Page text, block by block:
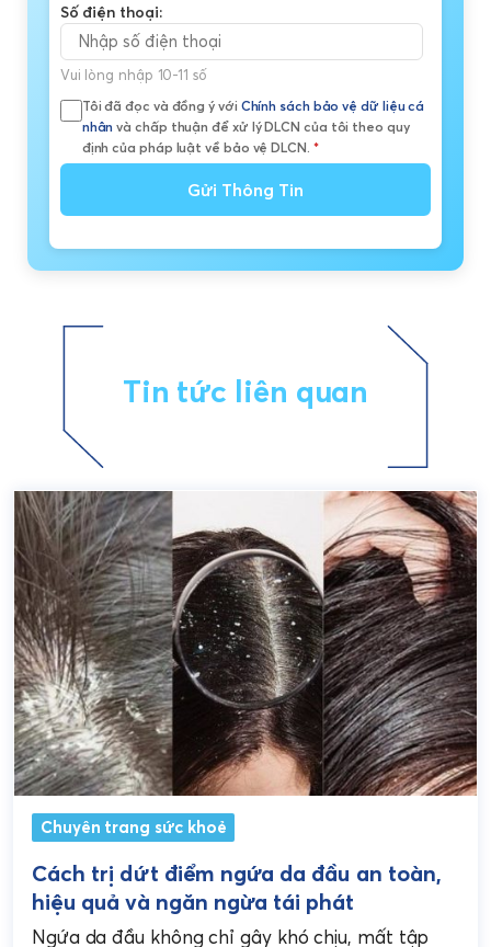
Số điện thoại:
Vui lòng nhập 10-11 số
Tôi đã đọc và đồng ý với Chính sách bảo vệ dữ liệu cá
nhân và chấp thuận để xử lý DLCN của tôi theo quy
định của pháp luật về bảo vệ DLCN. *
Gửi Thông Tin
Tin tức liên quan
Chuyên trang sức khoẻ
Cách trị dứt điểm ngứa da đầu an toàn,
hiệu quả và ngăn ngừa tái phát
Ngứa da đầu không chỉ gây khó chịu, mất tập